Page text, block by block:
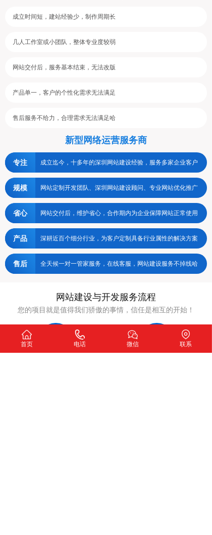
成立时间短，建站经验少，制作周期长
几人工作室或小团队，整体专业度较弱
网站交付后，服务基本结束，无法改版
产品单一，客户的个性化需求无法满足
售后服务不给力，合理需求无法满足哈
新型网络运营服务商
专注 成立迄今，十多年的深圳网站建设经验，服务多家企业客户
规模 网站定制开发团队、深圳网站建设顾问、专业网站优化推广
省心 网站交付后，维护省心，合作期内为企业保障网站正常使用
产品 深耕近百个细分行业，为客户定制具备行业属性的解决方案
售后 全天候一对一管家服务，在线客服，网站建设服务不掉线哈
网站建设与开发服务流程
您的项目就是值得我们骄傲的事情，信任是相互的开始！
首页 电话 微信 联系